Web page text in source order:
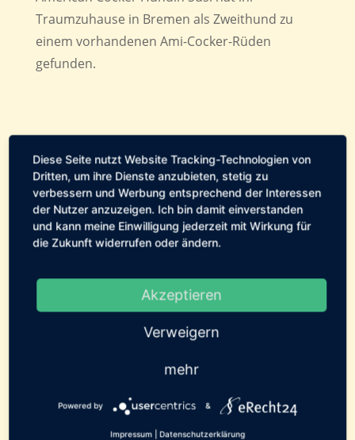
Traumzuhause in Bremen als Zweithund zu
einem vorhandenen Ami-Cocker-Rüden
gefunden.
Cockapoo Ida, die kleine Zaubermaus die trotz
Herzerkrankung endlich ihr Traumzuhause
gefunden hat.
Louis, erst Tageshund, dann Pflegestelle und
Diese Seite nutzt Website Tracking-Technologien von
Dritten, um ihre Dienste anzubieten, stetig zu
verbessern und Werbung entsprechend der Interessen
der Nutzer anzuzeigen. Ich bin damit einverstanden
und kann meine Einwilligung jederzeit mit Wirkung für
die Zukunft widerrufen oder ändern.
Akzeptieren
Verweigern
mehr
Powered by &
Impressum Datenschutzerklärung